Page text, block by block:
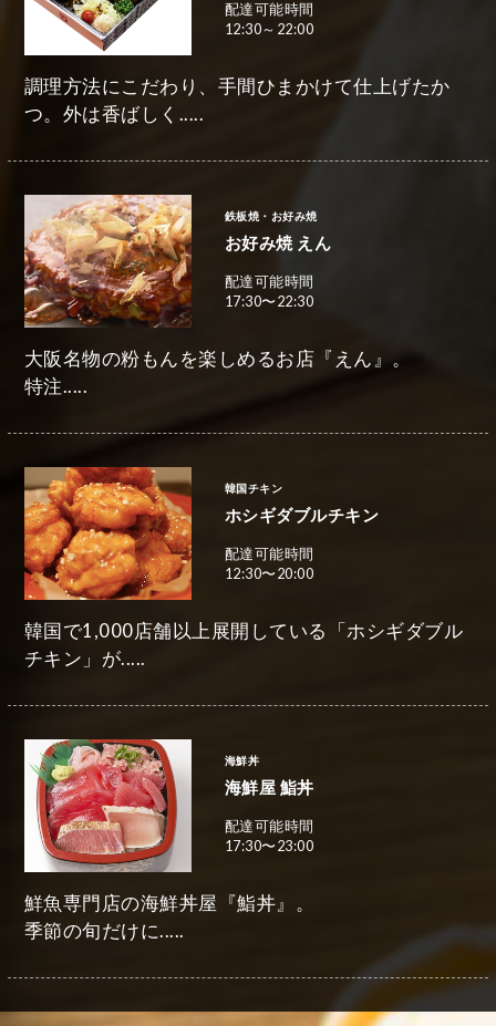
配達可能時間
12:30～22:00
調理方法にこだわり、手間ひまかけて仕上げたか
つ。外は香ばしく.....
鉄板焼・お好み焼
お好み焼 えん
配達可能時間
17:30〜22:30
大阪名物の粉もんを楽しめるお店『えん』。
特注.....
韓国チキン
ホシギダブルチキン
配達可能時間
12:30〜20:00
韓国で1,000店舗以上展開している「ホシギダブル
チキン」が.....
海鮮丼
海鮮屋 鮨丼
配達可能時間
17:30〜23:00
鮮魚専門店の海鮮丼屋『鮨丼』。
季節の旬だけに.....